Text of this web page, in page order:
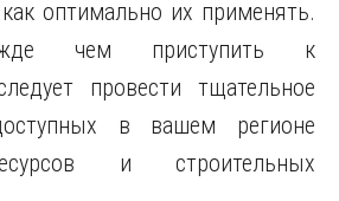
оптимально их применять.
чем приступить к
провести тщательное
в вашем регионе
и строительных